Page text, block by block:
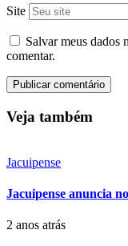
Site
Salvar meus dados
comentar.
Veja também
Jacuipense
Jacuipense anuncia
2 anos atrás